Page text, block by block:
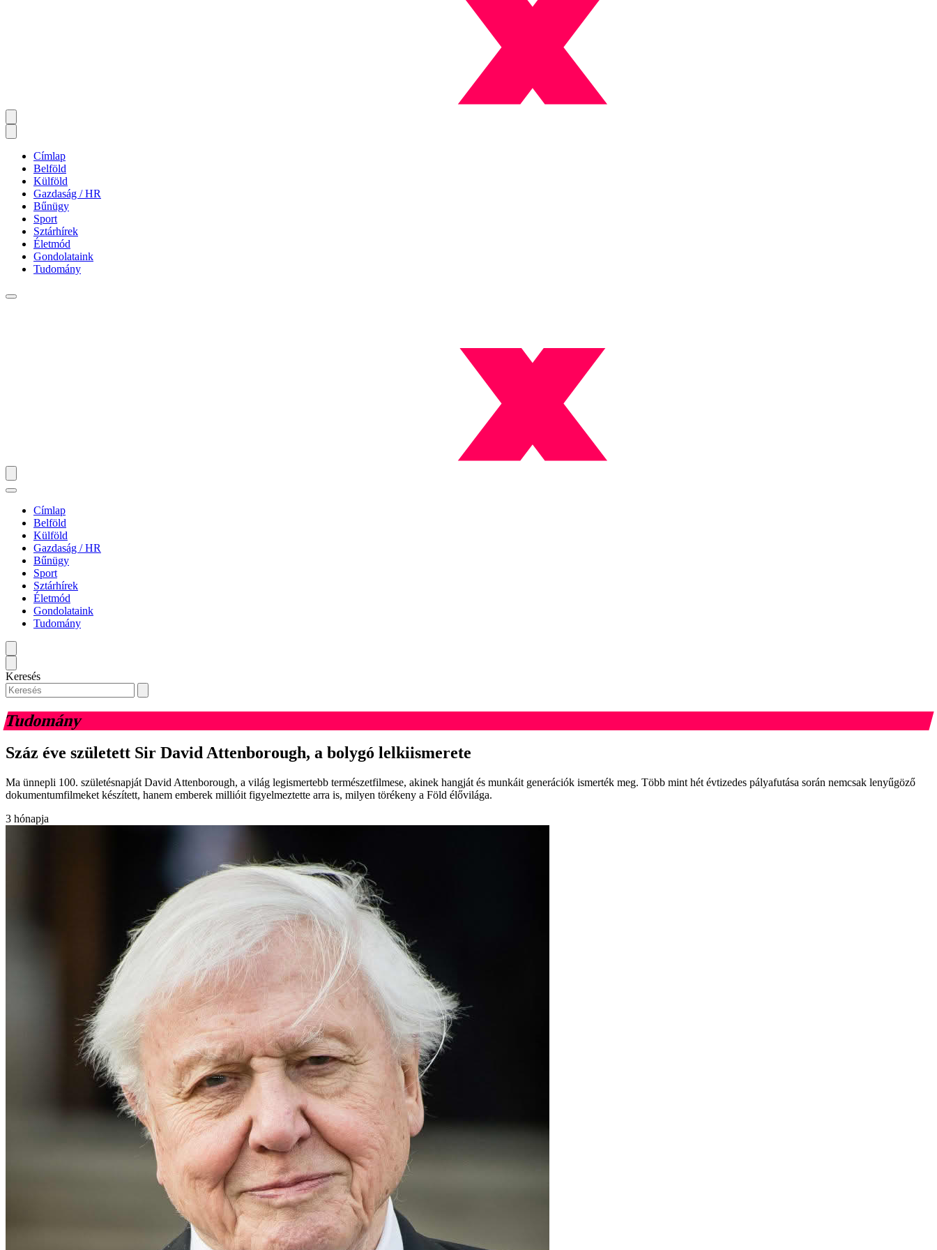
Címlap
Belföld
Külföld
Gazdaság / HR
Bűnügy
Sport
Sztárhírek
Életmód
Gondolataink
Tudomány
Címlap
Belföld
Külföld
Gazdaság / HR
Bűnügy
Sport
Sztárhírek
Életmód
Gondolataink
Tudomány
Keresés
Tudomány
Száz éve született Sir David Attenborough, a bolygó lelkiismerete
Ma ünnepli 100. születésnapját David Attenborough, a világ legismertebb természetfilmese, akinek hangját és munkáit generációk ismerték meg. Több mint hét évtizedes pályafutása során nemcsak lenyűgöző
dokumentumfilmeket készített, hanem emberek millióit figyelmeztette arra is, milyen törékeny a Föld élővilága.
3 hónapja